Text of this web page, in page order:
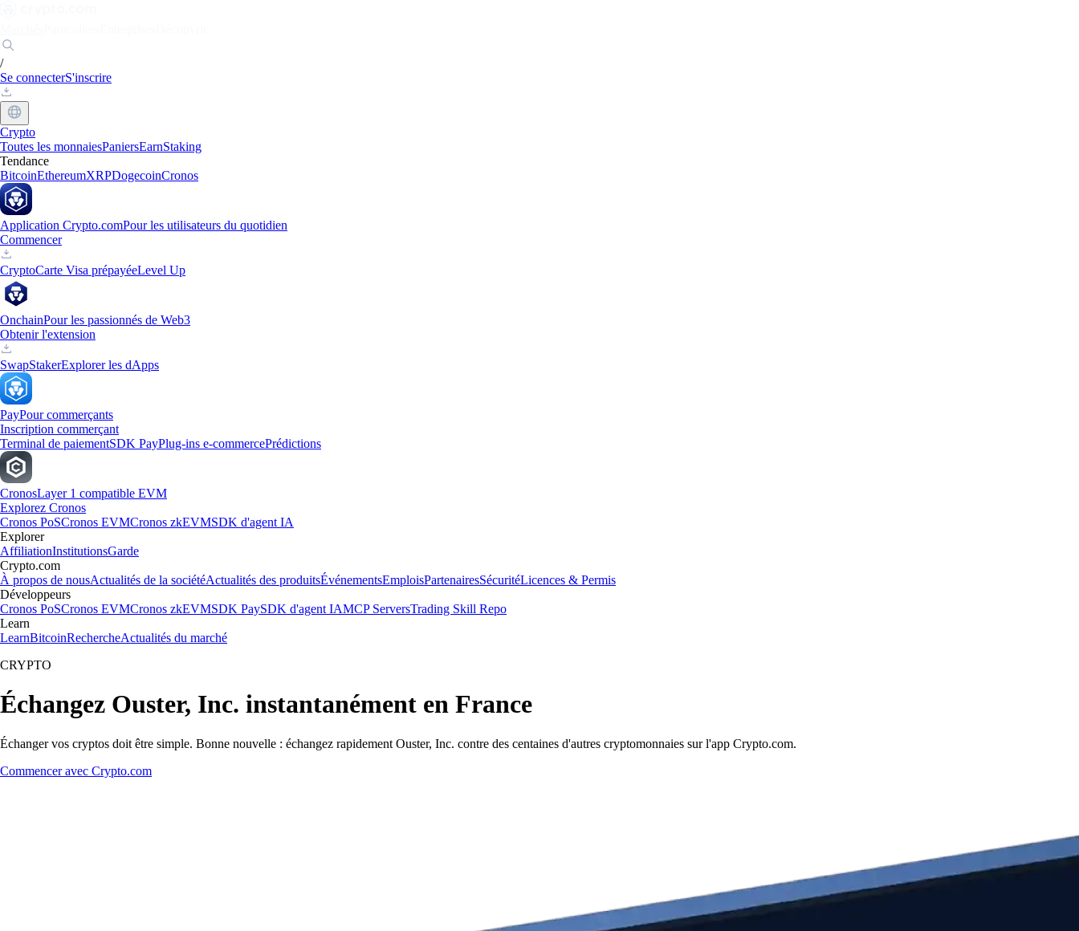
/
Se connecterS'inscrire
Crypto
Toutes les monnaiesPaniersEarnStaking
Tendance
BitcoinEthereumXRPDogecoinCronos
Application Crypto.comPour les utilisateurs du quotidien
Commencer
CryptoCarte Visa prépayéeLevel Up
OnchainPour les passionnés de Web3
Obtenir l'extension
SwapStakerExplorer les dApps
PayPour commerçants
Inscription commerçant
Terminal de paiementSDK PayPlug-ins e-commercePrédictions
CronosLayer 1 compatible EVM
Explorez Cronos
Cronos PoSCronos EVMCronos zkEVMSDK d'agent IA
Explorer
AffiliationInstitutionsGarde
Crypto.com
À propos de nousActualités de la sociétéActualités des produitsÉvénementsEmploisPartenairesSécuritéLicences & Permis
Développeurs
Cronos PoSCronos EVMCronos zkEVMSDK PaySDK d'agent IAMCP ServersTrading Skill Repo
Learn
LearnBitcoinRechercheActualités du marché
CRYPTO
Échangez Ouster, Inc. instantanément en France
Échanger vos cryptos doit être simple. Bonne nouvelle : échangez rapidement Ouster, Inc. contre des centaines d'autres cryptomonnaies sur l'app Crypto.com.
Commencer avec Crypto.com